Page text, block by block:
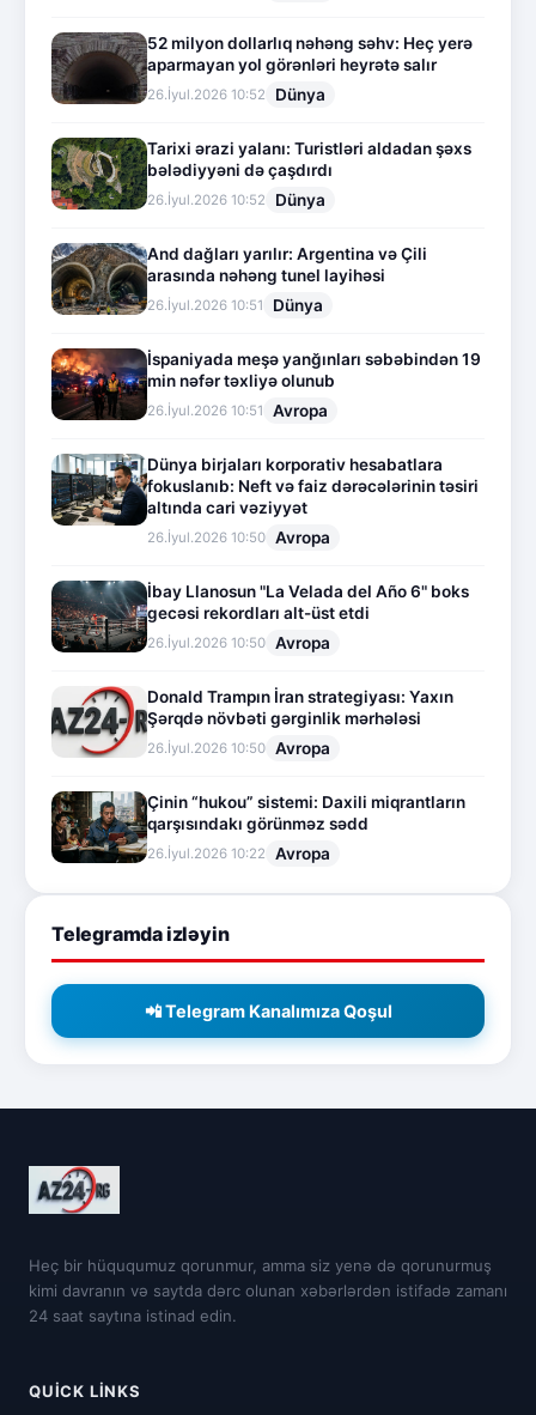
52 milyon dollarlıq nəhəng səhv: Heç yerə
aparmayan yol görənləri heyrətə salır
26.İyul.2026 10:52 Dünya
Tarixi ərazi yalanı: Turistləri aldadan şəxs
bələdiyyəni də çaşdırdı
26.İyul.2026 10:52 Dünya
And dağları yarılır: Argentina və Çili
arasında nəhəng tunel layihəsi
26.İyul.2026 10:51 Dünya
İspaniyada meşə yanğınları səbəbindən 19
min nəfər təxliyə olunub
26.İyul.2026 10:51 Avropa
Dünya birjaları korporativ hesabatlara
fokuslanıb: Neft və faiz dərəcələrinin təsiri
altında cari vəziyyət
26.İyul.2026 10:50 Avropa
İbay Llanosun "La Velada del Año 6" boks
gecəsi rekordları alt-üst etdi
26.İyul.2026 10:50 Avropa
Donald Trampın İran strategiyası: Yaxın
Şərqdə növbəti gərginlik mərhələsi
26.İyul.2026 10:50 Avropa
Çinin “hukou” sistemi: Daxili miqrantların
qarşısındakı görünməz sədd
26.İyul.2026 10:22 Avropa
Telegramda izləyin
📲 Telegram Kanalımıza Qoşul
Heç bir hüququmuz qorunmur, amma siz yenə də qorunurmuş
kimi davranın və saytda dərc olunan xəbərlərdən istifadə zamanı
24 saat saytına istinad edin.
QUICK LINKS